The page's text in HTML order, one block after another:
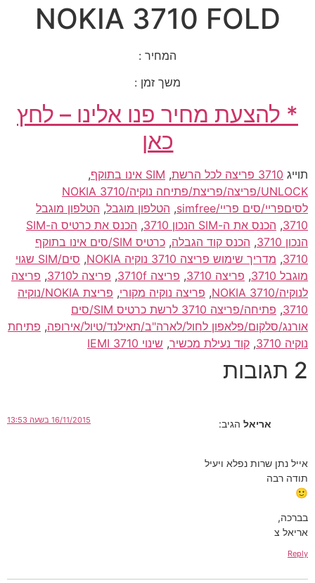
NOKIA 3710 FOLD
המחיר :
משך זמן :
* להצעת מחיר פנו אלינו – לחץ
כאן
תוייג 3710 פריצה לכל הרשת , SIM אינו בתוקף
,
UNLOCK/פריצה/פריצת/פתיחה נוקיה/NOKIA 3710
לסיםפריי/סים פריי/simfree
, הטלפון מוגבל, הטלפון מוגבל
3710
, הכנס את ה-SIM הנכון 3710 ,
הכנס את כרטיס ה-SIM
הנכון 3710
, הכנס קוד הגבלה,
כרטיס SIM/סים אינו בתוקף
3710
, מדריך שימוש פריצה 3710 נוקיה NOKIA ,
סים/SIM שגוי
מוגבל 3710
, פריצה 3710 , פריצה 3710f , פריצה ל3710 , פריצה
לנוקיה/NOKIA 3710
, פריצה נוקיה מקורי,
פריצת NOKIA/נוקיה
3710
,
פתיחה/פריצה 3710 לרשת כרטיס SIM/סים
אורנג/סלקום/פלאפון לחול/לארה"ב/תאילנד/טיול/אירופה, פתיחת
נוקיה 3710
, קוד נעילת מכשיר, שינוי IEMI 3710
2 תגובות
אריאל הגיב: 16/11/2015 בשעה 13:53
אייל נתן שרות נפלא ויעיל
תודה רבה
🙂
בברכה,
אריאל צ
Reply